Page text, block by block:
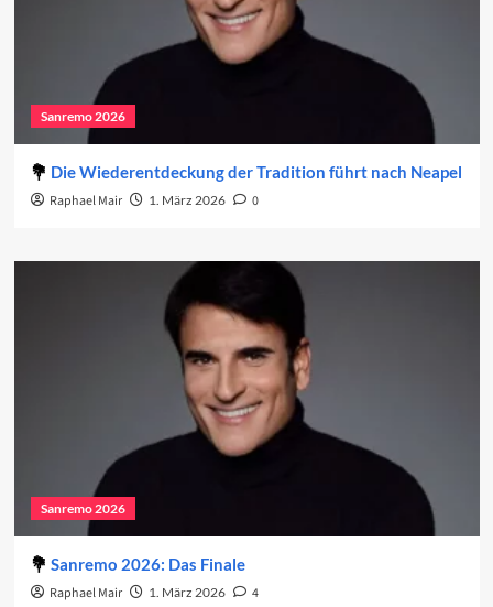
Sanremo 2026
Die Wiederentdeckung der Tradition führt nach Neapel
Raphael Mair 1. März 2026 0
Sanremo 2026
Sanremo 2026: Das Finale
Raphael Mair 1. März 2026 4